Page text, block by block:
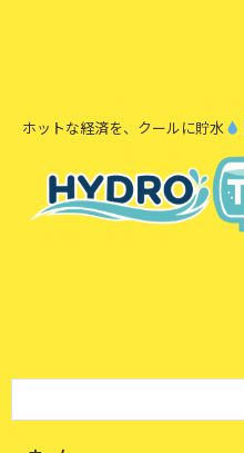
ホットな経済を、クールに貯水